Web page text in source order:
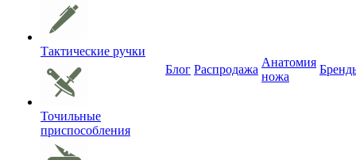
Тактические ручки
Точильные
приспособления
Блог Распродажа
Анатомия
ножа